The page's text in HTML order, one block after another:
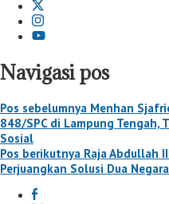
Navigasi pos
Pos sebelumnya Menhan
848/SPC di Lampung Tengah,
Sosial
Pos berikutnya Raja Abdullah
Perjuangkan Solusi Dua Negara